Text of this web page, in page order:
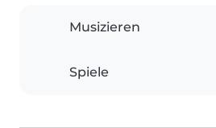
Musizieren
Spiele